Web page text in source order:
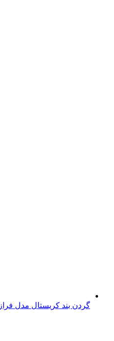
گردن بند کریستال مدل فراز